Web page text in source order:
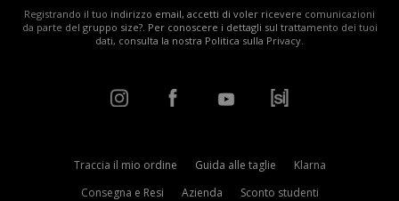
Registrando il tuo indirizzo email, accetti di voler ricevere comunicazioni
da parte del gruppo size?. Per conoscere i dettagli sul trattamento dei tuoi
dati, consulta la nostra Politica sulla Privacy.
Traccia il mio ordine Guida alle taglie
Klarna
Consegna e Resi
Azienda
Sconto studenti